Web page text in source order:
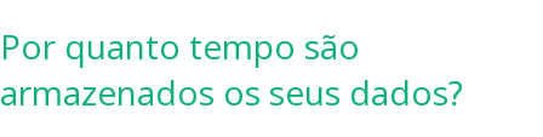
Por quanto tempo são
armazenados os seus dados?